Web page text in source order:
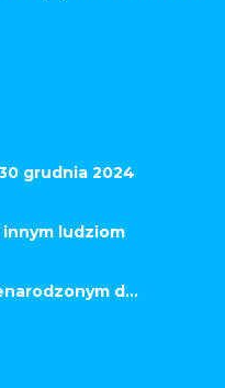
grudnia 2024
innym ludziom
d...